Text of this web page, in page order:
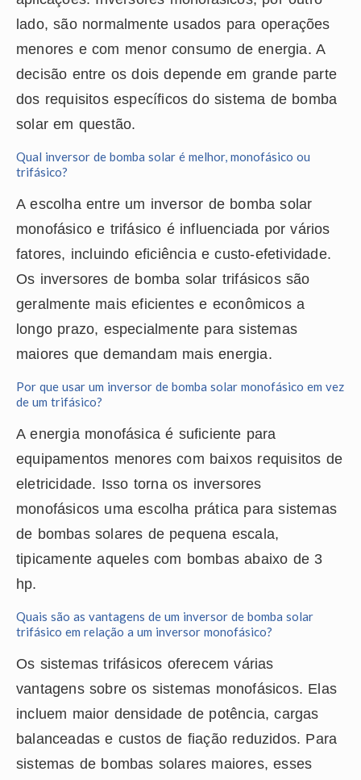
lado, são normalmente usados para operações
menores e com menor consumo de energia. A
decisão entre os dois depende em grande parte
dos requisitos específicos do sistema de bomba
solar em questão.
Qual inversor de bomba solar é melhor, monofásico ou
trifásico?
A escolha entre um inversor de bomba solar
monofásico e trifásico é influenciada por vários
fatores, incluindo eficiência e custo-efetividade.
Os inversores de bomba solar trifásicos são
geralmente mais eficientes e econômicos a
longo prazo, especialmente para sistemas
maiores que demandam mais energia.
Por que usar um inversor de bomba solar monofásico em vez
de um trifásico?
A energia monofásica é suficiente para
equipamentos menores com baixos requisitos de
eletricidade. Isso torna os inversores
monofásicos uma escolha prática para sistemas
de bombas solares de pequena escala,
tipicamente aqueles com bombas abaixo de 3
hp.
Quais são as vantagens de um inversor de bomba solar
trifásico em relação a um inversor monofásico?
Os sistemas trifásicos oferecem várias
vantagens sobre os sistemas monofásicos. Elas
incluem maior densidade de potência, cargas
balanceadas e custos de fiação reduzidos. Para
sistemas de bombas solares maiores, esses